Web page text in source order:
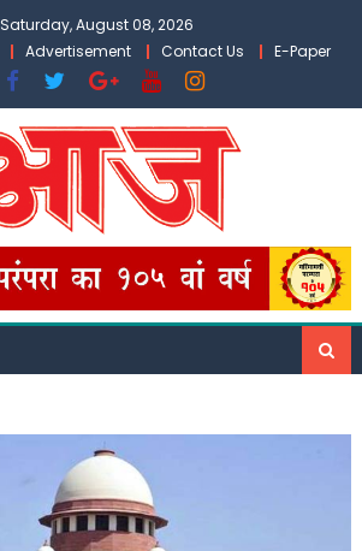
Saturday, August 08, 2026
Advertisement Contact Us E-Paper